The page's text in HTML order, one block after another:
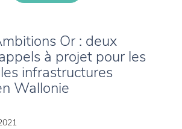
Or : deux
à projet pour les
infrastructures
Wallonie